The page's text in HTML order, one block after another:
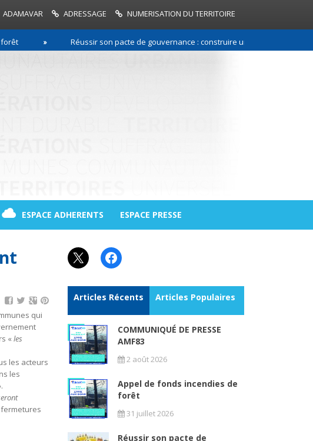
ADAMAVAR ADRESSAGE NUMERISATION DU TERRITOIRE
Réussir son pacte de gouvernance : construire une relation de
ESPACE ADHERENTS ESPACE PRESSE
qui
« les
les acteurs
les
X Facebook
Articles Récents Articles Populaires
COMMUNIQUÉ DE PRESSE
AMF83
2 août 2026
Appel de fonds incendies de
forêt
31 juillet 2026
Réussir son pacte de